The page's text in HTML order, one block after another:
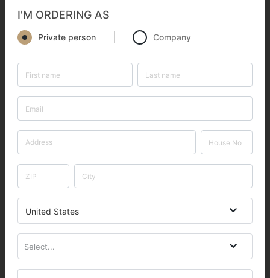
I'M ORDERING AS
Private person Company
United States
Select...